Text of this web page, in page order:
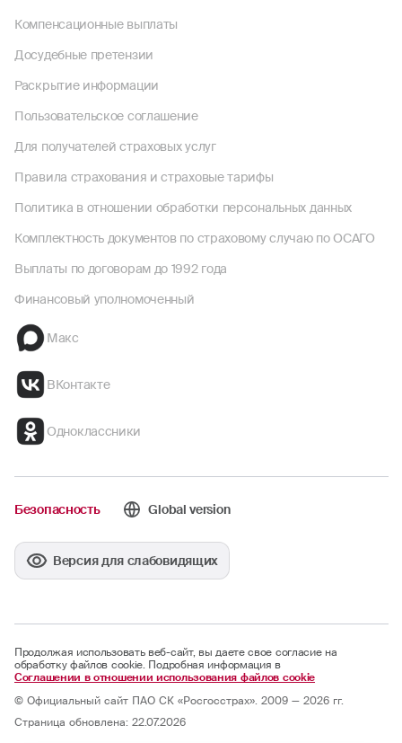
Компенсационные выплаты
Досудебные претензии
Раскрытие информации
Пользовательское соглашение
Для получателей страховых услуг
Правила страхования и страховые тарифы
Политика в отношении обработки персональных данных
Комплектность документов по страховому случаю по ОСАГО
Выплаты по договорам до 1992 года
Финансовый уполномоченный
Макс
ВКонтакте
Одноклассники
Безопасность Global version
Версия для слабовидящих
Продолжая использовать веб-сайт, вы даете свое согласие на
обработку файлов cookie. Подробная информация в
Соглашении в отношении использования файлов cookie
© Официальный сайт ПАО СК «Росгосстрах». 2009 — 2026 гг.
Страница обновлена: 22.07.2026